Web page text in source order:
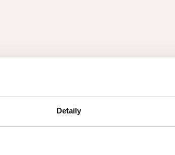
Detaily